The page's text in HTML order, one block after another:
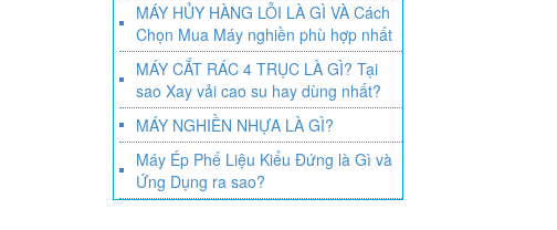
MÁY HỦY HÀNG LỖI LÀ GÌ VÀ Cách
Chọn Mua Máy nghiền phù hợp nhất
MÁY CẮT RÁC 4 TRỤC LÀ GÌ? Tại
sao Xay vải cao su hay dùng nhất?
MÁY NGHIỀN NHỰA LÀ GÌ?
Máy Ép Phế Liệu Kiểu Đứng là Gì và
Ứng Dụng ra sao?